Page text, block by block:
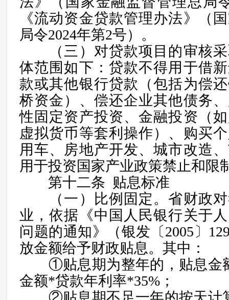
《流动资金贷款管理办法》（
局令2024年第2号）。
（三）对贷款项目的审核采
体范围如下：贷款不得用于借
款或其他银行贷款（包括为偿
桥资金）、偿还企业其他债务
性固定资产投资、金融投资（
虚拟货币等套利操作）、购买
用车、房地产开发、城市改造
用于投资国家产业政策禁止和限
第十二条 贴息标准
（一）比例固定。省财政对
业，依据《中国人民银行关于
问题的通知》（银发〔2005〕
放金额给予财政贴息。其中：
①贴息期为整年的，贴息金
金额*贷款年利率*35%；